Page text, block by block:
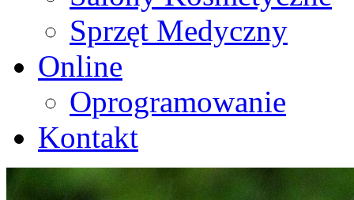
Sprzęt Medyczny
Online
Oprogramowanie
Kontakt